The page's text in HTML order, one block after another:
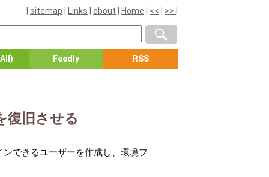
sitemap Links about Home << >>
Feedly RSS
復旧させる
できるユーザーを作成し、環境フ